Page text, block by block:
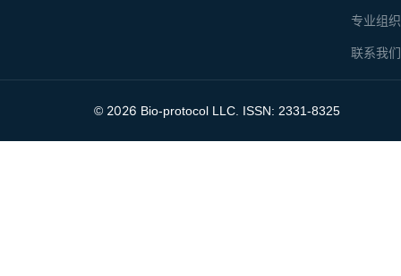
专业组
联系我们
© 2026 Bio-protocol LLC. ISSN: 2331-8325